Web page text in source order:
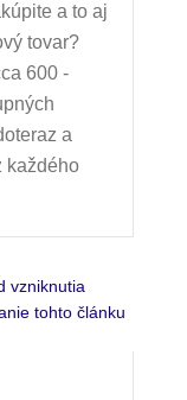
a to aj
tovar?
600 -
a
každého